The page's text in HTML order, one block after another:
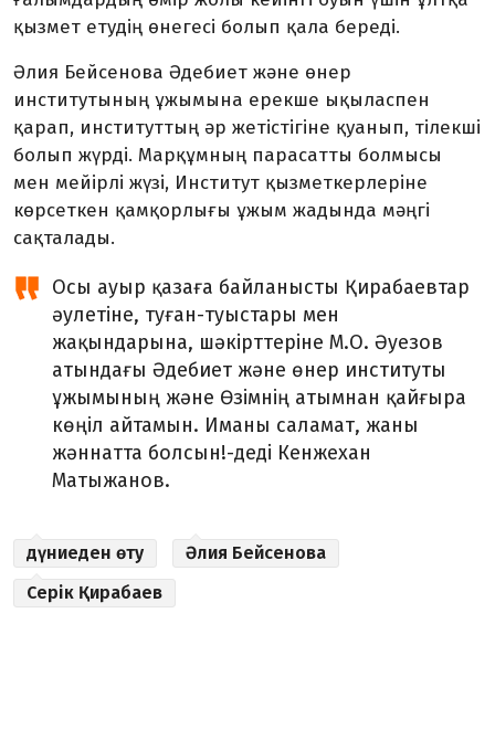
қызмет етудің өнегесі болып қала береді.
Әлия Бейсенова Әдебиет және өнер
институтының ұжымына ерекше ықыласпен
қарап, институттың әр жетістігіне қуанып, тілекші
болып жүрді. Марқұмның парасатты болмысы
мен мейірлі жүзі, Институт қызметкерлеріне
көрсеткен қамқорлығы ұжым жадында мәңгі
сақталады.
Осы ауыр қазаға байланысты Қирабаевтар
әулетіне, туған-туыстары мен
жақындарына, шәкірттеріне М.О. Әуезов
атындағы Әдебиет және өнер институты
ұжымының және Өзімнің атымнан қайғыра
көңіл айтамын. Иманы саламат, жаны
жәннатта болсын!-деді Кенжехан
Матыжанов.
дүниеден өту
Әлия Бейсенова
Серік Қирабаев